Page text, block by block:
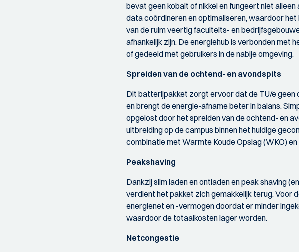
bevat geen kobalt of nikkel en fungeert niet
data coördineren en optimaliseren, waardoor
van de ruim veertig faculteits- en
afhankelijk zijn. De energiehub is verbonden
of gedeeld met gebruikers in de nabije omgeving.
Spreiden van de ochtend- en avondspits
Dit batterijpakket zorgt ervoor dat de TU/e
en brengt de energie-afname beter in balans.
opgelost door het spreiden van de ochtend- en
uitbreiding op de campus binnen het huidige
combinatie met Warmte Koude Opslag (WKO)
Peakshaving
Dankzij slim laden en ontladen en peak shaving
verdient het pakket zich gemakkelijk terug. Voor
energienet en -vermogen doordat er minder
waardoor de totaalkosten lager worden.
Netcongestie